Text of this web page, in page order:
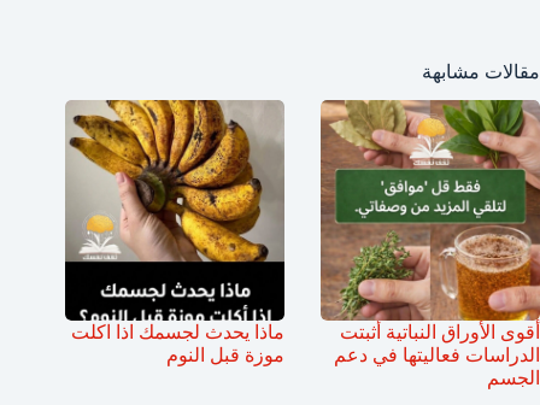
مقالات مشابهة
أقوى الأوراق النباتية أثبتت
الدراسات فعاليتها في دعم
الجسم
ماذا يحدث لجسمك اذا اكلت
موزة قبل النوم